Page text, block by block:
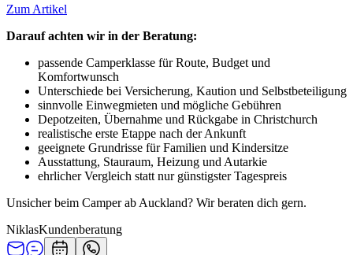
Zum Artikel
Darauf achten wir in der Beratung:
passende Camperklasse für Route, Budget und
Komfortwunsch
Unterschiede bei Versicherung, Kaution und Selbstbeteiligung
sinnvolle Einwegmieten und mögliche Gebühren
Depotzeiten, Übernahme und Rückgabe in Christchurch
realistische erste Etappe nach der Ankunft
geeignete Grundrisse für Familien und Kindersitze
Ausstattung, Stauraum, Heizung und Autarkie
ehrlicher Vergleich statt nur günstigster Tagespreis
Unsicher beim Camper ab Auckland? Wir beraten dich gern.
NiklasKundenberatung